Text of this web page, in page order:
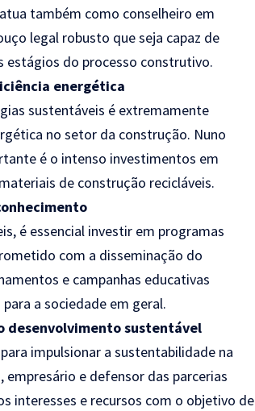
também como conselheiro em
legal robusto que seja capaz de
do processo construtivo.
energética
sustentáveis é extremamente
no setor da construção. Nuno
é o intenso investimentos em
de construção recicláveis.
é essencial investir em programas
com a disseminação do
e campanhas educativas
a sociedade em geral.
desenvolvimento sustentável
impulsionar a sustentabilidade na
empresário e defensor das parcerias
interesses e recursos com o objetivo de